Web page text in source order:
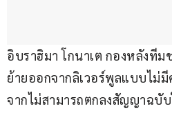
อิบราฮิมา โกนาเต กองหลังทีม
ย้ายออกจากลิเวอร์พูลแบบไม่
จากไม่สามารถตกลงสัญญาฉบั